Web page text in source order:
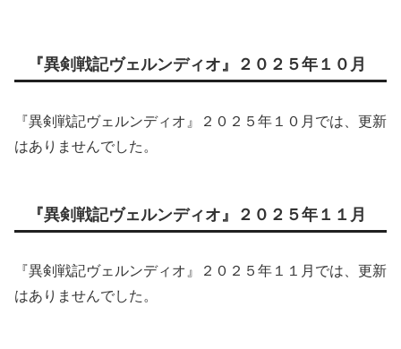
『異剣戦記ヴェルンディオ』２０２５年１０月
『異剣戦記ヴェルンディオ』２０２５年１０月では、更新
はありませんでした。
『異剣戦記ヴェルンディオ』２０２５年１１月
『異剣戦記ヴェルンディオ』２０２５年１１月では、更新
はありませんでした。